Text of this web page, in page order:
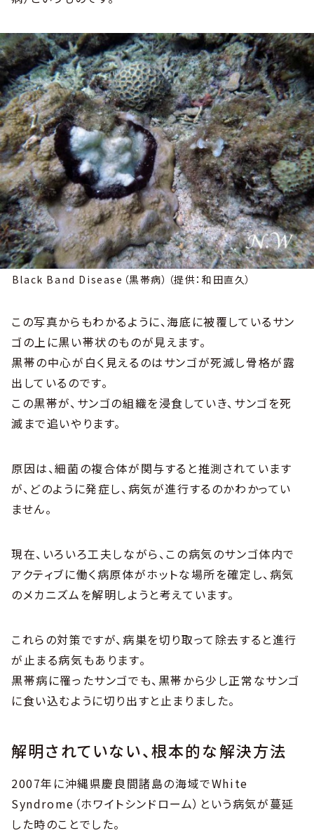
Black Band Disease（黒帯病）（提供：和田直久）
この写真からもわかるように、海底に被覆しているサン
ゴの上に黒い帯状のものが見えます。
黒帯の中心が白く見えるのはサンゴが死滅し骨格が露
出しているのです。
この黒帯が、サンゴの組織を浸食していき、サンゴを死
滅まで追いやります。
原因は、細菌の複合体が関与すると推測されています
が、どのように発症し、病気が進行するのかわかってい
ません。
現在、いろいろ工夫しながら、この病気のサンゴ体内で
アクティブに働く病原体がホットな場所を確定し、病気
のメカニズムを解明しようと考えています。
これらの対策ですが、病巣を切り取って除去すると進行
が止まる病気もあります。
黒帯病に罹ったサンゴでも、黒帯から少し正常なサンゴ
に食い込むように切り出すと止まりました。
解明されていない、根本的な解決方法
2007年に沖縄県慶良間諸島の海域でWhite
Syndrome（ホワイトシンドローム）という病気が蔓延
した時のことでした。